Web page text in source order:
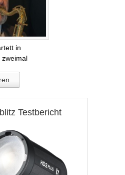
in
zweimal
Testbericht